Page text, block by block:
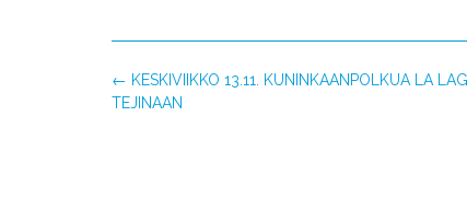
Post
navigation
← KESKIVIIKKO 13.11. KUNINKAANPOLKUA LA
TEJINAAN